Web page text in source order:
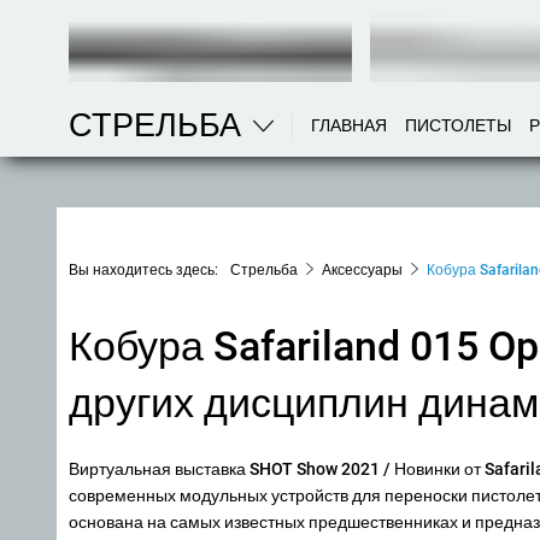
СТРЕЛЬБА ГЛАВНАЯ ПИСТОЛЕТЫ
Вы находитесь здесь: Стрельба Аксессуары Кобура
Кобура Safariland 015
других дисциплин
Виртуальная выставка SHOT Show 2021 / Новинки от
современных модульных устройств для переноски
основана на самых известных предшественниках и